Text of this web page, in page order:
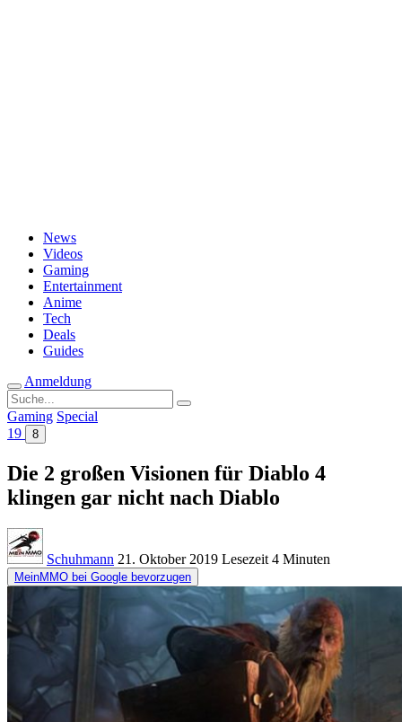
News
Videos
Gaming
Entertainment
Anime
Tech
Deals
Guides
Anmeldung
Suche
nach:
Gaming Special
19
8
Die 2 großen Visionen für Diablo 4
klingen gar nicht nach Diablo
Schuhmann 21. Oktober 2019 Lesezeit 4 Minuten
MeinMMO bei Google bevorzugen